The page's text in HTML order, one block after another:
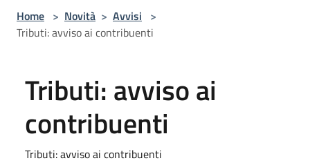
Home > Novità > Avvisi >
Tributi: avviso ai contribuenti
Tributi: avviso ai
contribuenti
Tributi: avviso ai contribuenti